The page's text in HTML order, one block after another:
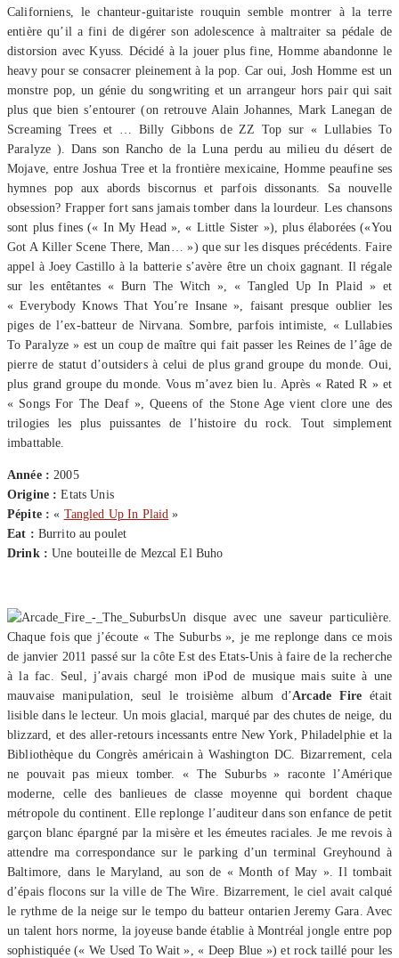
Californiens, le chanteur-guitariste rouquin semble montrer à la terre
entière qu’il a fini de digérer son adolescence à maltraiter sa pédale de
distorsion avec Kyuss. Décidé à la jouer plus fine, Homme abandonne le
heavy pour se consacrer pleinement à la pop. Car oui, Josh Homme est un
monstre pop, un génie du songwriting et un arrangeur hors pair qui sait
plus que bien s’entourer (on retrouve Alain Johannes, Mark Lanegan de
Screaming Trees et … Billy Gibbons de ZZ Top sur « Lullabies To
Paralyze ). Dans son Rancho de la Luna perdu au milieu du désert de
Mojave, entre Joshua Tree et la frontière mexicaine, Homme peaufine ses
hymnes pop aux abords biscornus et parfois dissonants. Sa nouvelle
obsession? Frapper fort sans jamais tomber dans la lourdeur. Les chansons
sont plus fines (« In My Head », « Little Sister »), plus élaborées («You
Got A Killer Scene There, Man… ») que sur les disques précédents. Faire
appel à Joey Castillo à la batterie s’avère être un choix gagnant. Il régale
sur les entêtantes « Burn The Witch », « Tangled Up In Plaid » et
« Everybody Knows That You’re Insane », faisant presque oublier les
piges de l’ex-batteur de Nirvana. Sombre, parfois intimiste, « Lullabies
To Paralyze » est un coup de maître qui fait passer les Reines de l’âge de
pierre de statut d’outsiders à celui de plus grand groupe du monde. Oui,
plus grand groupe du monde. Vous m’avez bien lu. Après « Rated R » et
« Songs For The Deaf », Queens of the Stone Age vient clore une des
trilogies les plus puissantes de l’histoire du rock. Tout simplement
imbattable.
Année : 2005
Origine : Etats Unis
Pépite : « Tangled Up In Plaid »
Eat : Burrito au poulet
Drink : Une bouteille de Mezcal El Buho
Un disque avec une saveur particulière.
Chaque fois que j’écoute « The Suburbs », je me replonge dans ce mois
de janvier 2011 passé sur la côte Est des Etats-Unis à faire de la recherche
à la fac. Seul, j’avais chargé mon iPod de musique mais suite à une
mauvaise manipulation, seul le troisième album d’Arcade Fire était
lisible dans le lecteur. Un mois glacial, marqué par des chutes de neige, du
blizzard, et des aller-retours incessants entre New York, Philadelphie et la
Bibliothèque du Congrès américain à Washington DC. Bizarrement, cela
ne pouvait pas mieux tomber. « The Suburbs » raconte l’Amérique
moderne, celle des banlieues de classe moyenne qui bordent chaque
métropole du continent. Elle replonge l’auditeur dans son enfance de petit
garçon blanc épargné par la misère et les émeutes raciales. Je me revois à
attendre ma correspondance sur le parking d’un terminal Greyhound à
Baltimore, dans le Maryland, au son de « Month of May ». Il tombait
d’épais flocons sur la ville de The Wire. Bizarrement, le ciel avait calqué
le rythme de la neige sur le tempo du batteur ontarien Jeremy Gara. Avec
un talent hors norme, la joyeuse bande établie à Montréal jongle entre pop
sophistiquée (« We Used To Wait », « Deep Blue ») et rock taillé pour les